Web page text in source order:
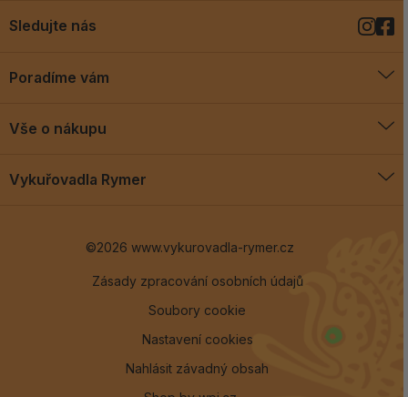
Poradíme vám
Blog
Vše o nákupu
Vykuřovadla Rymer
Sledujte nás
©2026 www.vykurovadla-rymer.cz
Zásady zpracování osobních údajů
Soubory cookie
Nastavení cookies
Nahlásit závadný obsah